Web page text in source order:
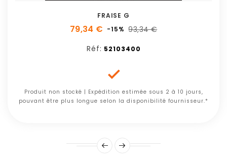
FRAISE G
79,34 € -15% 93,34 €
Réf: 52103400

Produit non stocké | Expédition estimée sous 2 à 10 jours,
pouvant être plus longue selon la disponibilité fournisseur.*